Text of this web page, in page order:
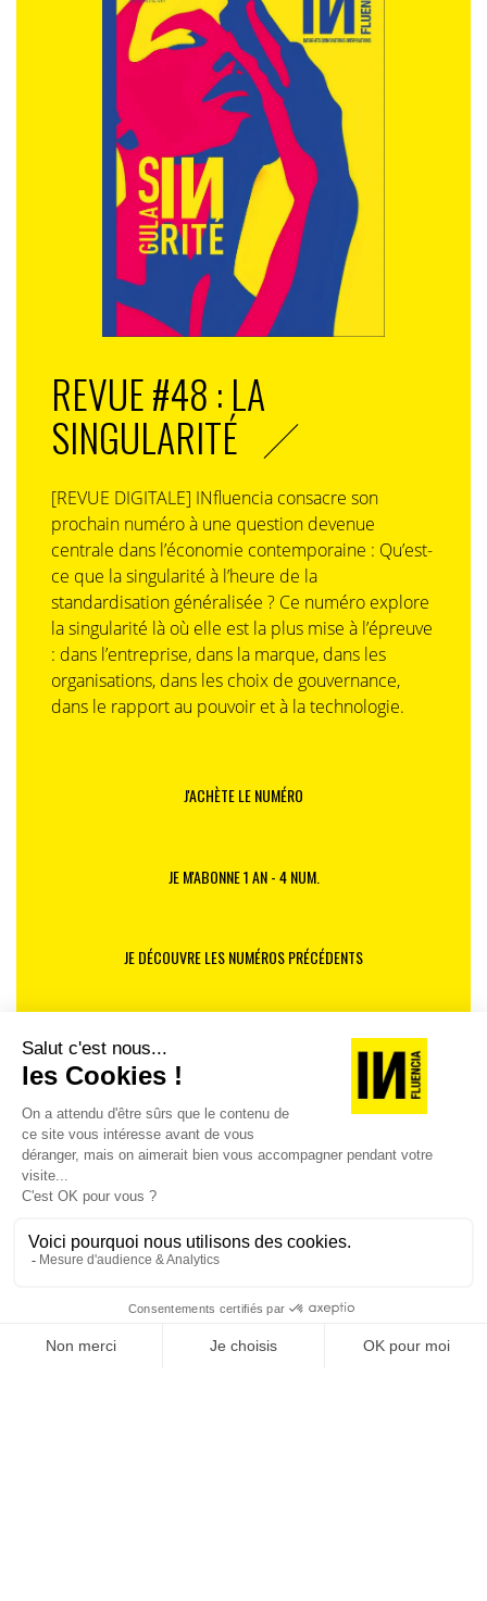
REVUE #48 : LA
SINGULARITÉ
[REVUE DIGITALE] INfluencia consacre son
prochain numéro à une question devenue
centrale dans l’économie contemporaine : Qu’est-
ce que la singularité à l’heure de la
standardisation généralisée ? Ce numéro explore
la singularité là où elle est la plus mise à l’épreuve
: dans l’entreprise, dans la marque, dans les
organisations, dans les choix de gouvernance,
dans le rapport au pouvoir et à la technologie.
J'ACHÈTE LE NUMÉRO
JE M'ABONNE 1 AN - 4 NUM.
JE DÉCOUVRE LES NUMÉROS PRÉCÉDENTS